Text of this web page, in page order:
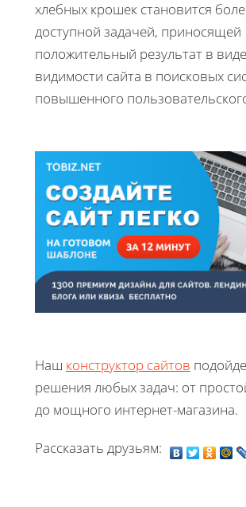
хлебных крошек становится
доступной задачей, приносящей
положительный результат в
видимости сайта в поисковых
повышенного
Наш конструктор сайтов
решения любых задач: от
до мощного интернет-магазина.
Рассказать друзьям: